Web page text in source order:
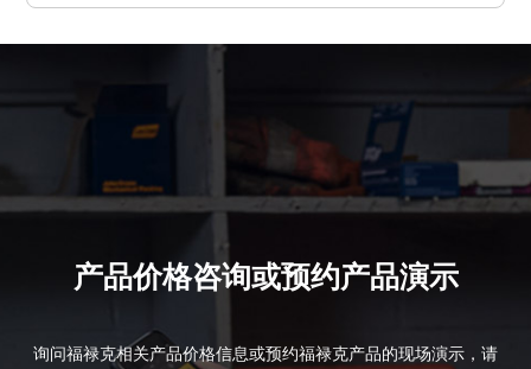
产品价格咨询或预约产品演示
询问福禄克相关产品价格信息或预约福禄克产品的现场演示，请